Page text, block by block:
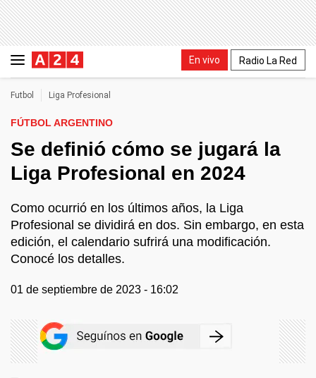
En vivo Radio La Red
Futbol Liga Profesional
FÚTBOL ARGENTINO
Se definió cómo se jugará la
Liga Profesional en 2024
Como ocurrió en los últimos años, la Liga
Profesional se dividirá en dos. Sin embargo, en esta
edición, el calendario sufrirá una modificación.
Conocé los detalles.
01 de septiembre de 2023 - 16:02